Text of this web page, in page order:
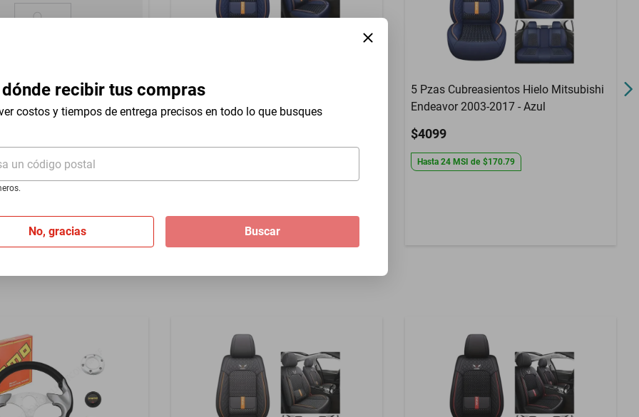
dónde recibir tus compras
costos y tiempos de entrega precisos en todo lo que busques
un código postal
No, gracias Buscar
13 In International
1982 - Plata
$116.58
5 Pzas Cubreasientos Hielo
Volkswagen Super Beetle 1971-1980 -
5 Pzas Cubreasientos Hielo Mitsubishi
Endeavor 2003-2017 - Azul
$4099
Hasta 24 MSI de $170.79